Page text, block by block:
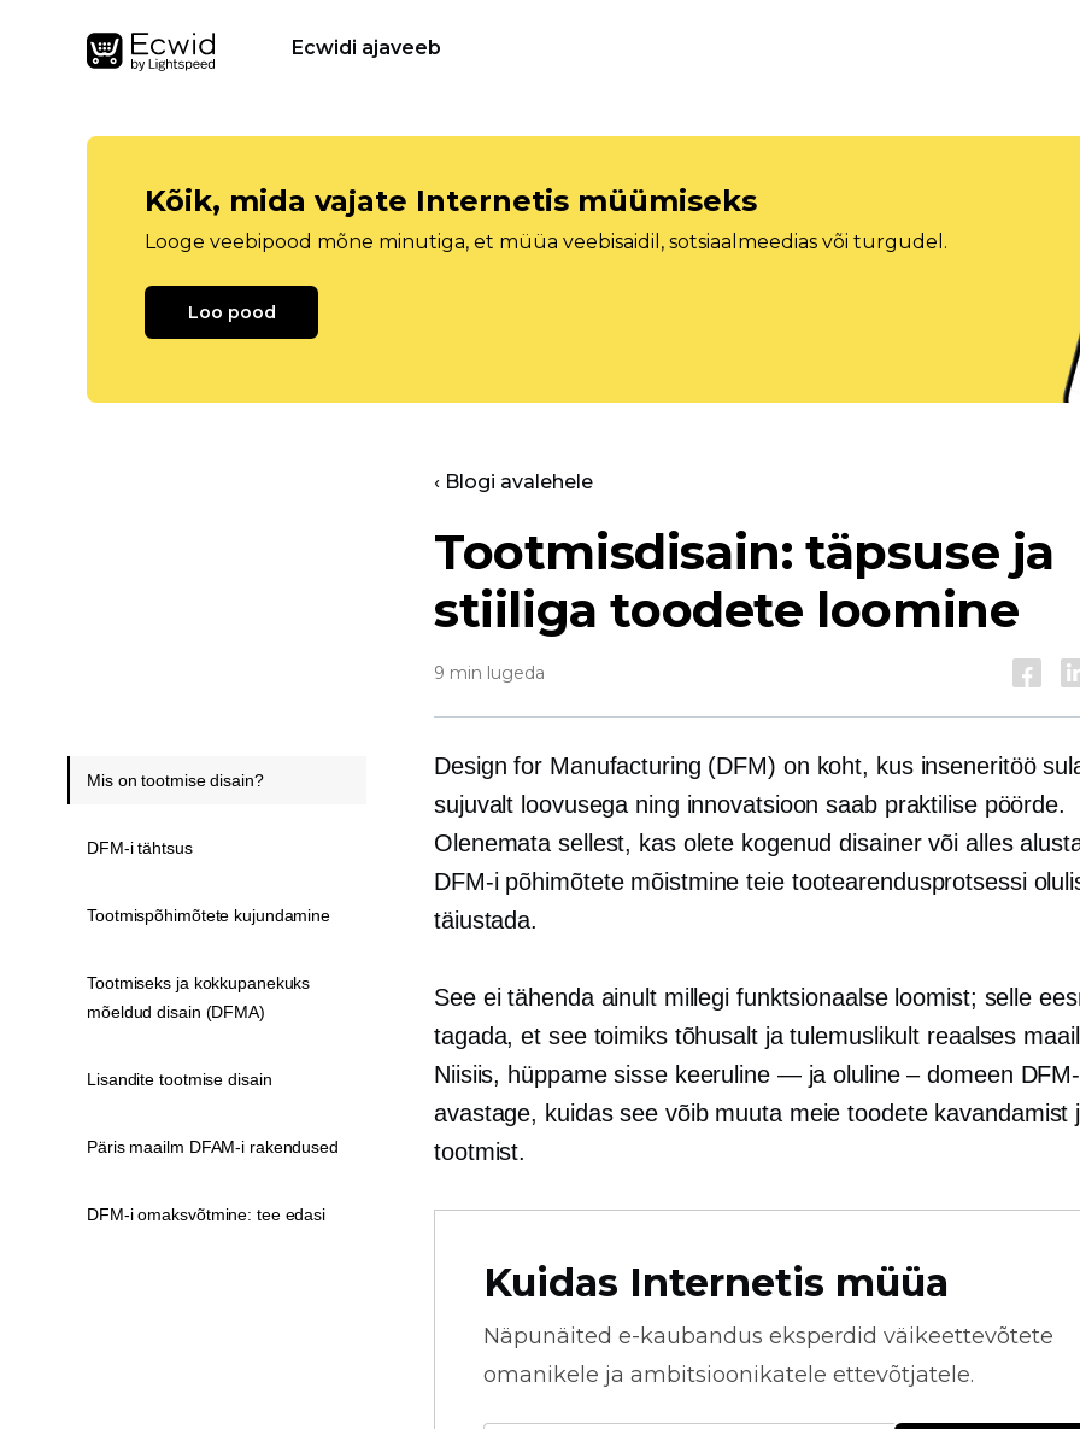
Ecwidi ajaveeb
Kõik, mida vajate Internetis müümiseks
Looge veebipood mõne minutiga, et müüa veebisaidil, sotsiaalmeedias või turgudel.
Loo pood
‹ Blogi avalehele
Tootmisdisain: täpsuse ja
stiiliga toodete loomine
9 min lugeda
Design for Manufacturing (DFM) on koht, kus inseneritöö
sujuvalt loovusega ning innovatsioon saab praktilise pöörde.
Olenemata sellest, kas olete kogenud disainer või alles
DFM-i põhimõtete mõistmine teie tootearendusprotsessi
täiustada.
See ei tähenda ainult millegi funktsionaalse loomist; selle
tagada, et see toimiks tõhusalt ja tulemuslikult reaalses
Niisiis, hüppame sisse keeruline — ja oluline – domeen
avastage, kuidas see võib muuta meie toodete kavandamist
tootmist.
Kuidas Internetis müüa
Näpunäited e-kaubandus eksperdid väikeettevõtete
omanikele ja ambitsioonikatele ettevõtjatele.
Mis on tootmise disain?
DFM-i tähtsus
Tootmispõhimõtete kujundamine
Tootmiseks ja kokkupanekuks
mõeldud disain (DFMA)
Lisandite tootmise disain
Päris maailm DFAM-i rakendused
DFM-i omaksvõtmine: tee edasi